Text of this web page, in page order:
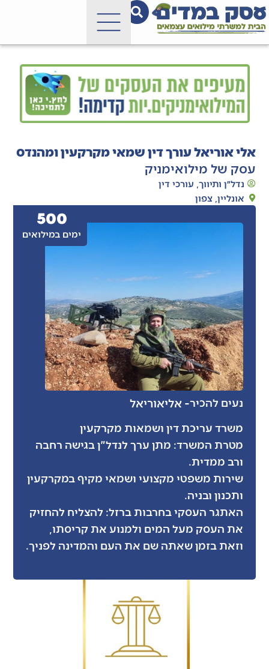
אלי אוריאל עורך דין שמאי מקרקעין ומהנדס
עסק של מילואימניק
נדל״ן ותיווך עורכי דין
אונליין ,צפון
ימים במילואים
500
נעים להכיר- אליאוריאל
משרד עריכת דין ושמאות מקרקעין
מטרת המשרד: מתן ערך לנדל"ן בגישה רחבה
ורב ממדית.
שירות משפטי מקצועי ושמאי מקיף במקרקעין
ותכנון ובניה.
האתגר העסקי בחרבות ברזל: להצליח להחזיק
את העסק מעל המים ולמנוע את קריסתו,
וזאת בזמן שאתה שם את העם והמדינה לפניך.